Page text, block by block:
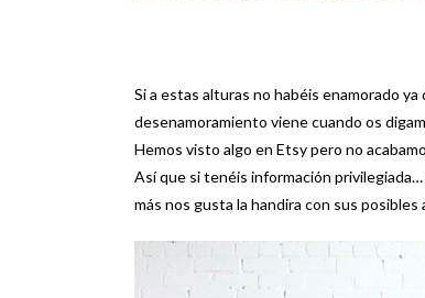
Si a estas alturas no habéis enamorado
desenamoramiento viene cuando os
Hemos visto algo en Etsy pero no
Así que si tenéis información
más nos gusta la handira con sus posibles